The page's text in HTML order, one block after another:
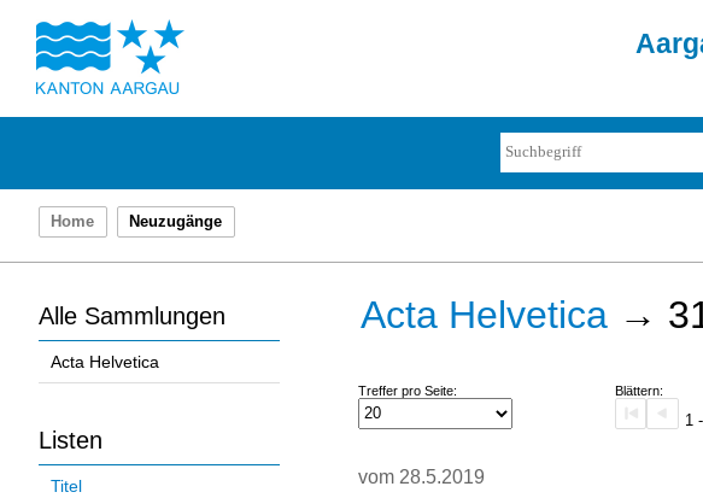
Home Neuzugänge
Alle Sammlungen
Acta Helvetica
Listen
Titel
Acta Helvetica →
Treffer pro Seite: Blättern:
1
vom 28.5.2019